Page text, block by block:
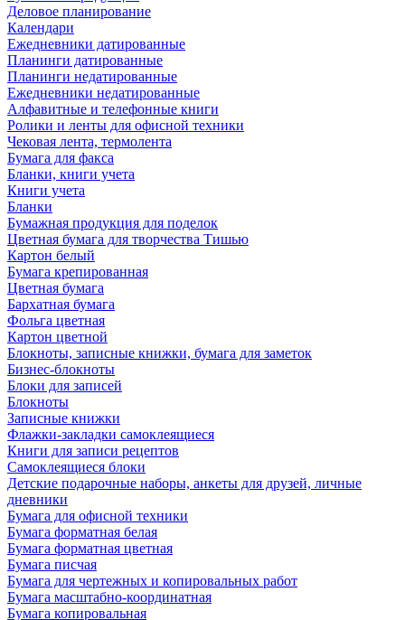
Деловое планирование
Календари
Ежедневники датированные
Планинги датированные
Планинги недатированные
Ежедневники недатированные
Алфавитные и телефонные книги
Ролики и ленты для офисной техники
Чековая лента, термолента
Бумага для факса
Бланки, книги учета
Книги учета
Бланки
Бумажная продукция для поделок
Цветная бумага для творчества Тишью
Картон белый
Бумага крепированная
Цветная бумага
Бархатная бумага
Фольга цветная
Картон цветной
Блокноты, записные книжки, бумага для заметок
Бизнес-блокноты
Блоки для записей
Блокноты
Записные книжки
Флажки-закладки самоклеящиеся
Книги для записи рецептов
Самоклеящиеся блоки
Детские подарочные наборы, анкеты для друзей, личные
дневники
Бумага для офисной техники
Бумага форматная белая
Бумага форматная цветная
Бумага писчая
Бумага для чертежных и копировальных работ
Бумага масштабно-координатная
Бумага копировальная